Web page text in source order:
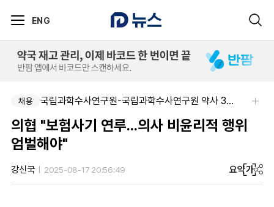
ENG
채용 국립과학수사연구원-국립과학수사연구원 약사 3명 채용
의협 "보험사기 연루...의사 비윤리적 행위
엄벌해야"
강신국 2025-08-17 20:56:49 요약가